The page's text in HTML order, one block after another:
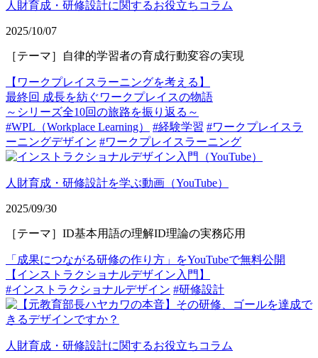
人財育成・研修設計に関するお役立ちコラム
2025/10/07
［テーマ］自律的学習者の育成行動変容の実現
【ワークプレイスラーニングを考える】
最終回 成長を紡ぐワークプレイスの物語
～シリーズ全10回の旅路を振り返る～
#WPL（Workplace Learning）
#経験学習 #ワークプレイスラ
ーニングデザイン #ワークプレイスラーニング
人財育成・研修設計を学ぶ動画（YouTube）
2025/09/30
［テーマ］ID基本用語の理解ID理論の実務応用
「成果につながる研修の作り方」をYouTubeで無料公開
【インストラクショナルデザイン入門】
#インストラクショナルデザイン #研修設計
人財育成・研修設計に関するお役立ちコラム